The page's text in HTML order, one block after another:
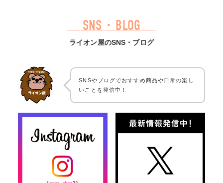
SNS・BLOG
ライオン屋のSNS・ブログ
SNSやブログでおすすめ商品や日常の楽し
いことを発信中！